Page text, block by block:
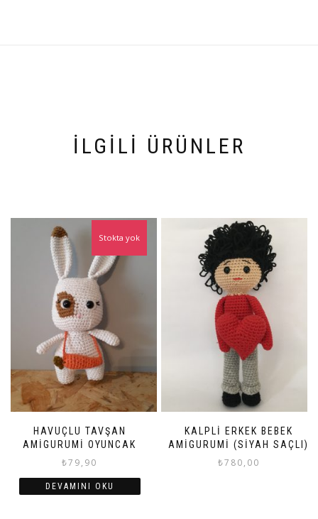
İLGILI ÜRÜNLER
HAVUÇLU TAVŞAN
AMIGURUMI OYUNCAK
₺79,90
Stokta yok
DEVAMINI OKU
KALPLI ERKEK BEBEK
AMIGURUMI (SIYAH SAÇLI)
₺780,00